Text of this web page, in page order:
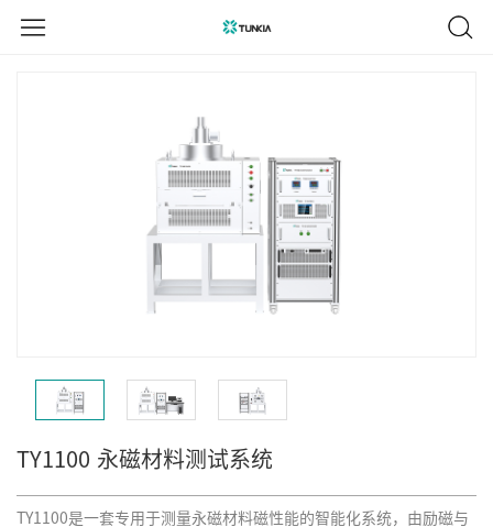
TY1100 永磁材料测试系统
TY1100是一套专用于测量永磁材料磁性能的智能化系统，由励磁与